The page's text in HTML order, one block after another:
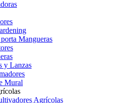
Mangueras
y Lanzas
Mural
Agrícolas